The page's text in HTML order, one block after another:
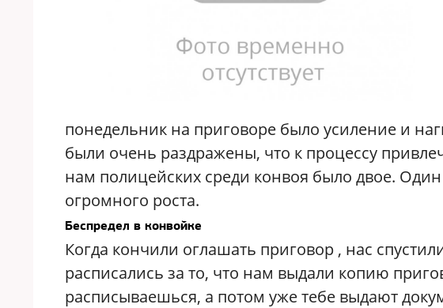
понедельник на приговоре было усиление и
были очень раздражены, что к процессу
нам полицейских среди конвоя было двое.
огромного роста.
Беспредел в конвойке
Когда кончили оглашать приговор , нас
расписались за то, что нам выдали копию
расписываешься, а потом уже тебе выдают